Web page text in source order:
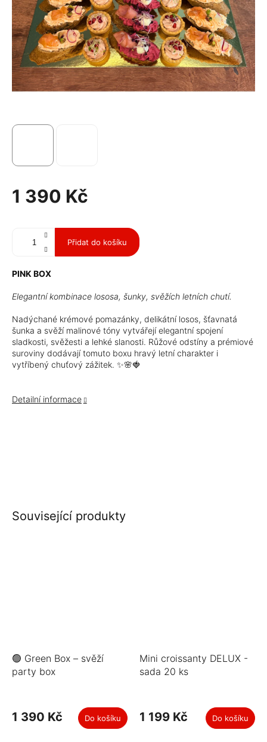
1 390 Kč
Přidat do košíku
PINK BOX
Elegantní kombinace lososa, šunky, svěžích letních chutí.
Nadýchané krémové pomazánky, delikátní losos, šťavnatá
šunka a svěží malinové tóny vytvářejí elegantní spojení
sladkosti, svěžesti a lehké slanosti. Růžové odstíny a prémiové
suroviny dodávají tomuto boxu hravý letní charakter i
vytříbený chuťový zážitek. ✨🌸🍓
Detailní informace
Související produkty
🟢 Green Box – svěží
party box
1 390 Kč Do košíku
Mini croissanty DELUX -
sada 20 ks
1 199 Kč Do košíku